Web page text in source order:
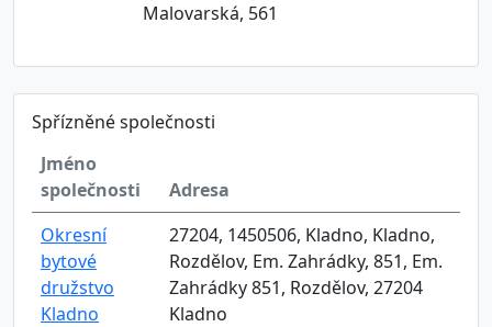
Malovarská, 561
Spřízněné společnosti
Jméno
společnosti
Adresa
Okresní
bytové
družstvo
Kladno
27204, 1450506, Kladno, Kladno,
Rozdělov, Em. Zahrádky, 851, Em.
Zahrádky 851, Rozdělov, 27204
Kladno